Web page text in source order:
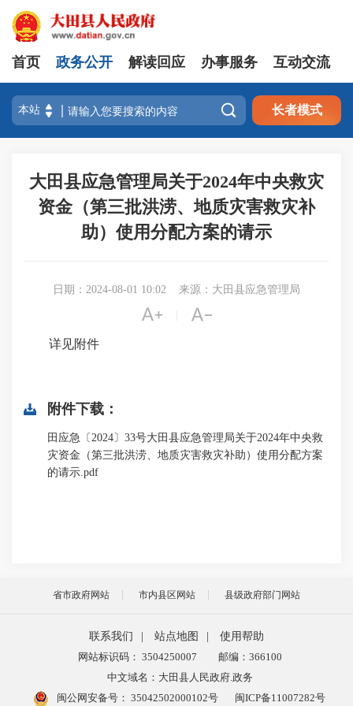
首页 政务公开 解读回应 办事服务 互动交流
 长者模式
大田县应急管理局关于2024年中央救灾
资金（第三批洪涝、地质灾害救灾补
助）使用分配方案的请示
日期：2024-08-01 10:02 来源：大田县应急管理局
 
详见附件
附件下载：
田应急〔2024〕33号大田县应急管理局关于2024年中央救
灾资金（第三批洪涝、地质灾害救灾补助）使用分配方案
的请示.pdf
省市政府网站 市内县区网站 县级政府部门网站
联系我们 站点地图
使用帮助
网站标识码： 3504250007
邮编：366100
中文域名：大田县人民政府.政务
闽公网安备号： 35042502000102号 闽ICP备11007282号